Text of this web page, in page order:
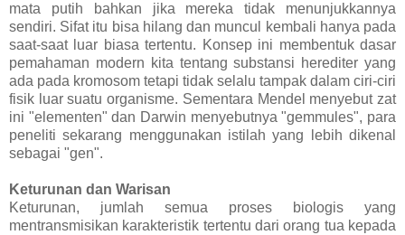
mata putih bahkan jika mereka tidak menunjukkannya
sendiri. Sifat itu bisa hilang dan muncul kembali hanya pada
saat-saat luar biasa tertentu. Konsep ini membentuk dasar
pemahaman modern kita tentang substansi herediter yang
ada pada kromosom tetapi tidak selalu tampak dalam ciri-ciri
fisik luar suatu organisme. Sementara Mendel menyebut zat
ini "elementen" dan Darwin menyebutnya "gemmules", para
peneliti sekarang menggunakan istilah yang lebih dikenal
sebagai "gen".
Keturunan dan Warisan
Keturunan, jumlah semua proses biologis yang
mentransmisikan karakteristik tertentu dari orang tua kepada